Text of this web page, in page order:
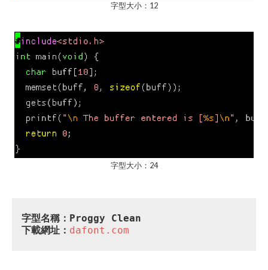
字型大小：12
字型大小：24
字型名稱：Proggy Clean
下載網址： dafont.com